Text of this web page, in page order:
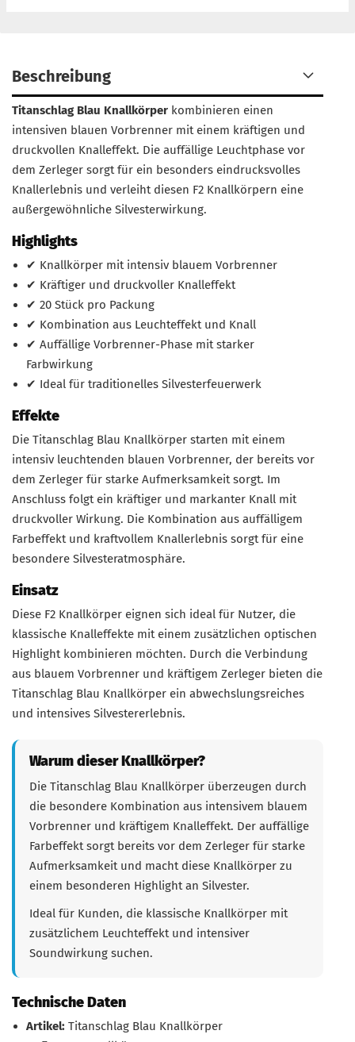
Beschreibung
Titanschlag Blau Knallkörper kombinieren einen
intensiven blauen Vorbrenner mit einem kräftigen und
druckvollen Knalleffekt. Die auffällige Leuchtphase vor
dem Zerleger sorgt für ein besonders eindrucksvolles
Knallerlebnis und verleiht diesen F2 Knallkörpern eine
außergewöhnliche Silvesterwirkung.
Highlights
✔ Knallkörper mit intensiv blauem Vorbrenner
✔ Kräftiger und druckvoller Knalleffekt
✔ 20 Stück pro Packung
✔ Kombination aus Leuchteffekt und Knall
✔ Auffällige Vorbrenner-Phase mit starker
Farbwirkung
✔ Ideal für traditionelles Silvesterfeuerwerk
Effekte
Die Titanschlag Blau Knallkörper starten mit einem
intensiv leuchtenden blauen Vorbrenner, der bereits vor
dem Zerleger für starke Aufmerksamkeit sorgt. Im
Anschluss folgt ein kräftiger und markanter Knall mit
druckvoller Wirkung. Die Kombination aus auffälligem
Farbeffekt und kraftvollem Knallerlebnis sorgt für eine
besondere Silvesteratmosphäre.
Einsatz
Diese F2 Knallkörper eignen sich ideal für Nutzer, die
klassische Knalleffekte mit einem zusätzlichen optischen
Highlight kombinieren möchten. Durch die Verbindung
aus blauem Vorbrenner und kräftigem Zerleger bieten die
Titanschlag Blau Knallkörper ein abwechslungsreiches
und intensives Silvestererlebnis.
Warum dieser Knallkörper?
Die Titanschlag Blau Knallkörper überzeugen durch
die besondere Kombination aus intensivem blauem
Vorbrenner und kräftigem Knalleffekt. Der auffällige
Farbeffekt sorgt bereits vor dem Zerleger für starke
Aufmerksamkeit und macht diese Knallkörper zu
einem besonderen Highlight an Silvester.
Ideal für Kunden, die klassische Knallkörper mit
zusätzlichem Leuchteffekt und intensiver
Soundwirkung suchen.
Technische Daten
Artikel: Titanschlag Blau Knallkörper